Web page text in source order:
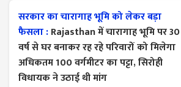
सरकार का चारागाह भूमि को लेकर बड़ा
फैसला :Rajasthan में चारागाह भूमि पर 30
वर्ष से घर बनाकर रह रहे परिवारों को मिलेगा
अधिकतम 100 वर्गमीटर का पट्टा, सिरोही
विधायक ने उठाई थी मांग